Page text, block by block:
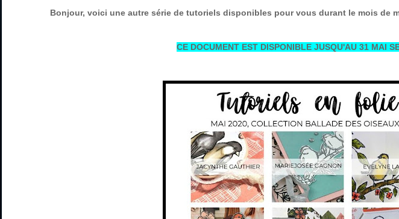
Bonjour, voici une autre série de tutoriels disponibles pour vous durant le mois de
CE DOCUMENT EST DISPONIBLE JUSQU'AU 31 MAI